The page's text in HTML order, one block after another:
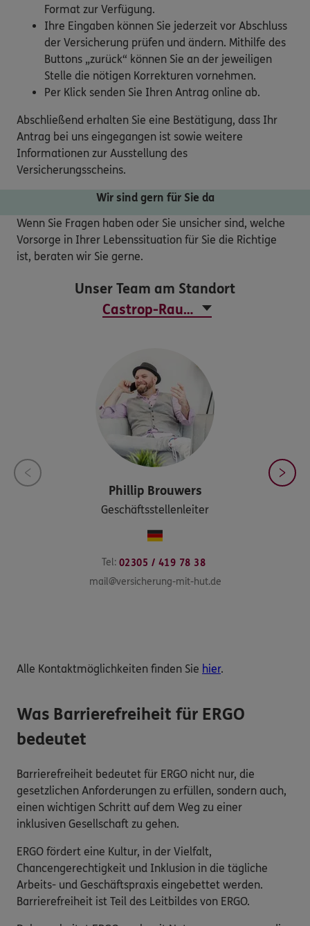
Format zur Verfügung.
Ihre Eingaben können Sie jederzeit vor Abschluss
der Versicherung prüfen und ändern. Mithilfe des
Buttons „zurück“ können Sie an der jeweiligen
Stelle die nötigen Korrekturen vornehmen.
Per Klick senden Sie Ihren Antrag online ab.
Abschließend erhalten Sie eine Bestätigung, dass Ihr
Antrag bei uns eingegangen ist sowie weitere
Informationen zur Ausstellung des
Versicherungsscheins.
Wir sind gern für Sie da
Wenn Sie Fragen haben oder Sie unsicher sind, welche
Vorsorge in Ihrer Lebenssituation für Sie die Richtige
ist, beraten wir Sie gerne.
Unser Team am Standort
Phillip Brouwers
Geschäftsstellenleiter
Tel: 02305 / 419 78 38
mail@versicherung-mit-hut.de
Alle Kontaktmöglichkeiten finden Sie hier.
Was Barrierefreiheit für ERGO
bedeutet
Barrierefreiheit bedeutet für ERGO nicht nur, die
gesetzlichen Anforderungen zu erfüllen, sondern auch,
einen wichtigen Schritt auf dem Weg zu einer
inklusiven Gesellschaft zu gehen.
ERGO fördert eine Kultur, in der Vielfalt,
Chancengerechtigkeit und Inklusion in die tägliche
Arbeits- und Geschäftspraxis eingebettet werden.
Barrierefreiheit ist Teil des Leitbildes von ERGO.